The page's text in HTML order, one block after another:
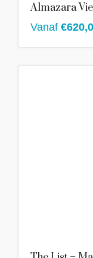
Almazara
Vanaf